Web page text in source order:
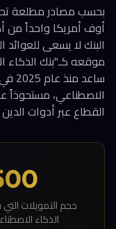
بحسب مصادر مطلعة
البنك لا يسعى للعوائد
موقعه كـ"بنك الذكاء
القطاع عبر أدوات
500 مليار
حجم التمويلات
الذكاء الاصطناعي منذ 2025،